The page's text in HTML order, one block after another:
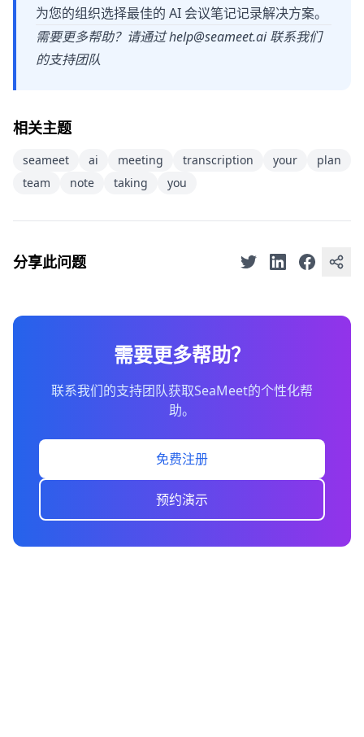
为您的组织选择最佳的 AI 会议笔记记录解决方案。
需要更多帮助？请通过help@seameet.ai联系我们
的支持团队
相关主题
seameet ai meeting transcription your
plan
team
note taking you
分享此问题
需要更多帮助？
联系我们的支持团队获取SeaMeet的个性化帮
助。
免费注册
预约演示